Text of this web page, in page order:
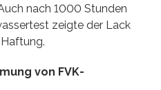
nach 1000 Stunden
zeigte der Lack
von FVK-